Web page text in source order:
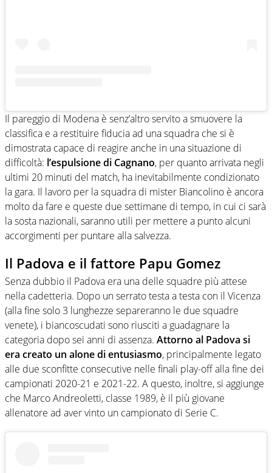
Il pareggio di Modena è senz’altro servito a smuovere la
classifica e a restituire fiducia ad una squadra che si è
dimostrata capace di reagire anche in una situazione di
difficoltà: l’espulsione di Cagnano, per quanto arrivata negli
ultimi 20 minuti del match, ha inevitabilmente condizionato
la gara. Il lavoro per la squadra di mister Biancolino è ancora
molto da fare e queste due settimane di tempo, in cui ci sarà
la sosta nazionali, saranno utili per mettere a punto alcuni
accorgimenti per puntare alla salvezza.
Il Padova e il fattore Papu Gomez
Senza dubbio il Padova era una delle squadre più attese
nella cadetteria. Dopo un serrato testa a testa con il Vicenza
(alla fine solo 3 lunghezze separeranno le due squadre
venete), i biancoscudati sono riusciti a guadagnare la
categoria dopo sei anni di assenza. Attorno al Padova si
era creato un alone di entusiasmo, principalmente legato
alle due sconfitte consecutive nelle finali play-off alla fine dei
campionati 2020-21 e 2021-22. A questo, inoltre, si aggiunge
che Marco Andreoletti, classe 1989, è il più giovane
allenatore ad aver vinto un campionato di Serie C.